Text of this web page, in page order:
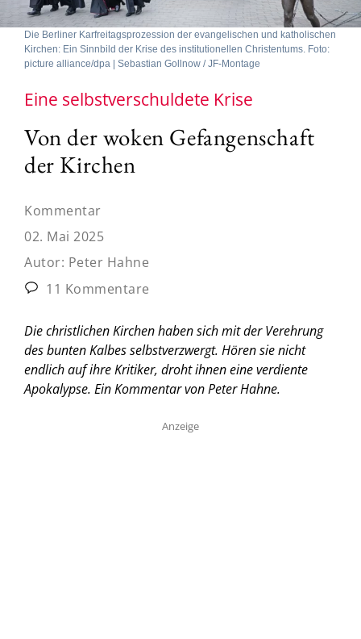
Die Berliner Karfreitagsprozession der evangelischen und katholischen
Kirchen: Ein Sinnbild der Krise des institutionellen Christentums. Foto:
picture alliance/dpa | Sebastian Gollnow / JF-Montage
Eine selbstverschuldete Krise
Von der woken Gefangenschaft
der Kirchen
Kommentar
02. Mai 2025
Autor: Peter Hahne
11 Kommentare
Die christlichen Kirchen haben sich mit der Verehrung
des bunten Kalbes selbstverzwergt. Hören sie nicht
endlich auf ihre Kritiker, droht ihnen eine verdiente
Apokalypse. Ein Kommentar von Peter Hahne.
Anzeige